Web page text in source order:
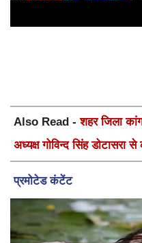
Also Read -शहर जिला
अध्यक्ष गोविन्द सिंह डोटासरा